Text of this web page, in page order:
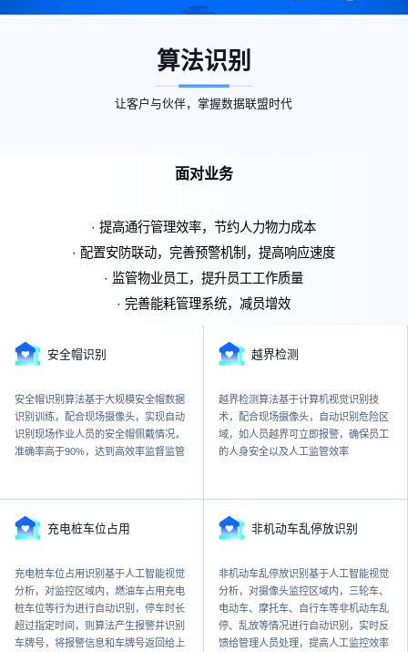
算法识别
让客户与伙伴，掌握数据联盟时代
面对业务
· 提高通行管理效率，节约人力物力成本
· 配置安防联动，完善预警机制，提高响应速度
· 监管物业员工，提升员工工作质量
· 完善能耗管理系统，减员增效
安全帽识别
安全帽识别算法基于大规模安全帽数据
识别训练，配合现场摄像头，实现自动
识别现场作业人员的安全帽佩戴情况，
准确率高于90%，达到高效率监督监管
越界检测
越界检测算法基于计算机视觉识别技
术，配合现场摄像头，自动识别危险区
域，如人员越界可立即报警，确保员工
的人身安全以及人工监管效率
充电桩车位占用
充电桩车位占用识别基于人工智能视觉
分析，对监控区域内，燃油车占用充电
桩车位等行为进行自动识别，停车时长
超过指定时间，则算法产生报警并识别
车牌号，将报警信息和车牌号返回给上
非机动车乱停放识别
非机动车乱停放识别基于人工智能视觉
分析，对摄像头监控区域内，三轮车、
电动车、摩托车、自行车等非机动车乱
停、乱放等情况进行自动识别，实时反
馈给管理人员处理，提高人工监控效率